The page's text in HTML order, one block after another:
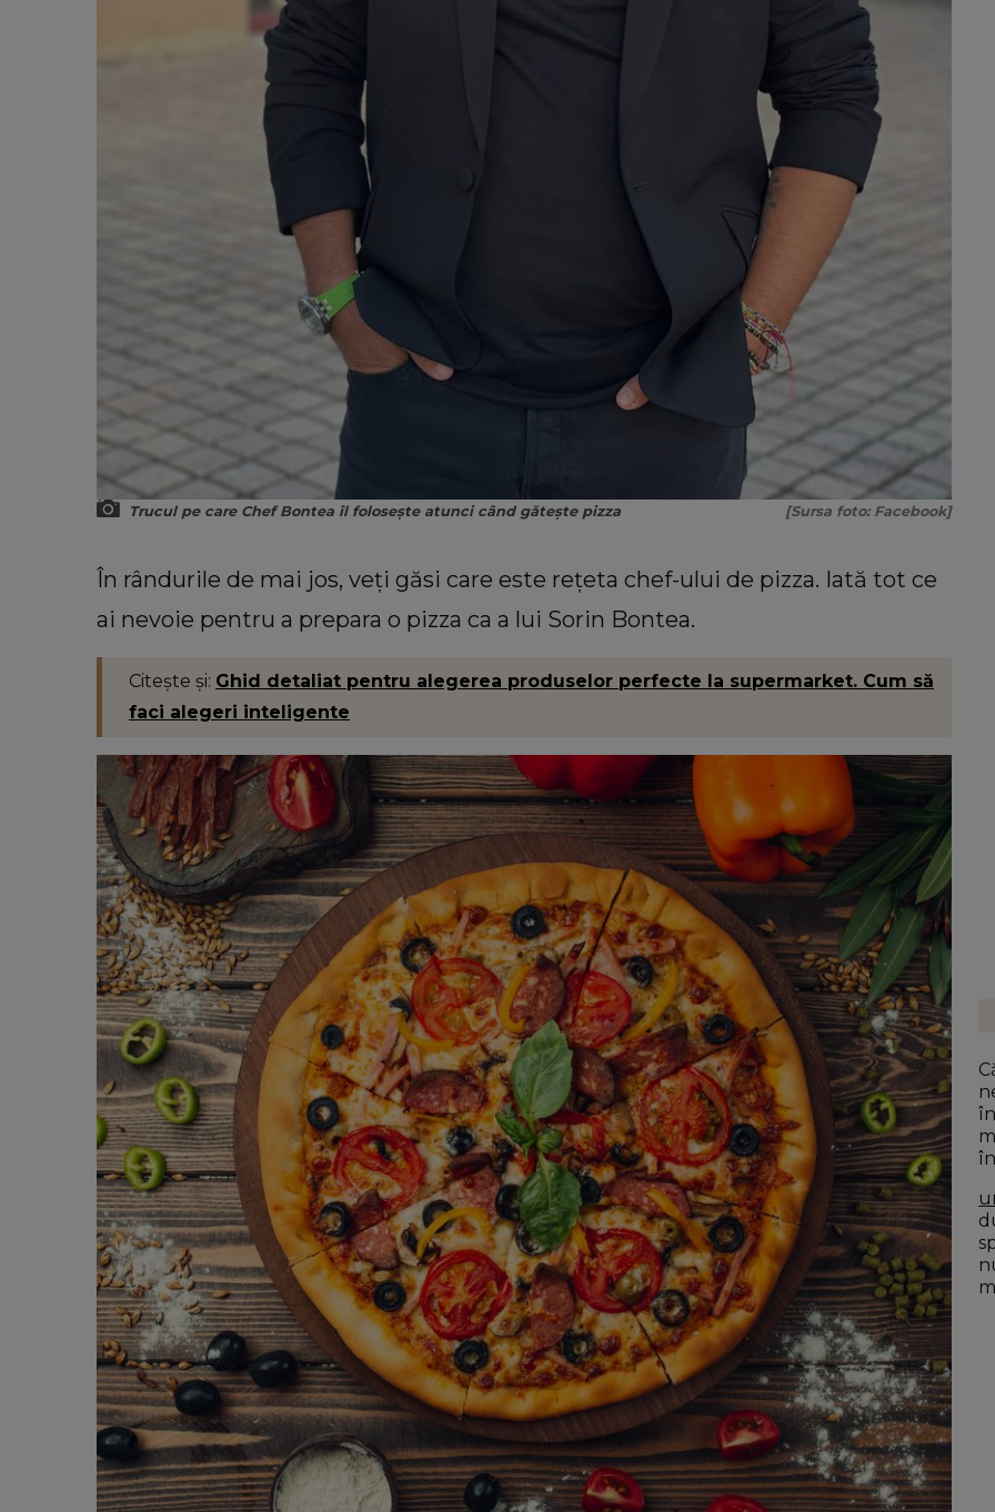
Trucul pe care Chef Bontea îl folosește atunci când gătește pizza [Sursa foto: Facebook]
În rândurile de mai jos, veți găsi care este rețeta chef-ului de pizza. Iată tot ce
ai nevoie pentru a prepara o pizza ca a lui Sorin Bontea.
Citește și: Ghid detaliat pentru alegerea produselor perfecte la supermarket. Cum să
faci alegeri inteligente